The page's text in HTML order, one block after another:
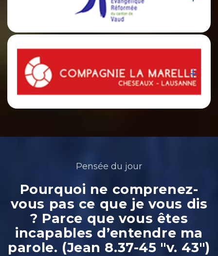
Pensée du jour
Pourquoi ne comprenez-
vous pas ce que je vous dis
? Parce que vous êtes
incapables d’entendre ma
parole. (Jean 8.37-45 "v. 43")